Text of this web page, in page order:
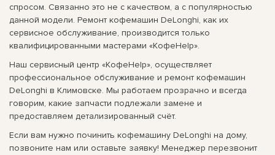
спросом. Связанно это не с качеством, а с популярностью
данной модели. Ремонт кофемашин DeLonghi, как их
сервисное обслуживание, производится только
квалифицированными мастерами «КофеHelp».
Наш сервисный центр «КофеHelp», осуществляет
профессиональное обслуживание и ремонт кофемашин
DeLonghi в Климовске. Мы работаем прозрачно и всегда
говорим, какие запчасти подлежали замене и
предоставляем детализированный счёт.
Если вам нужно починить кофемашину DeLonghi на дому,
позвоните нам или оставьте заявку! Менеджер перезвонит